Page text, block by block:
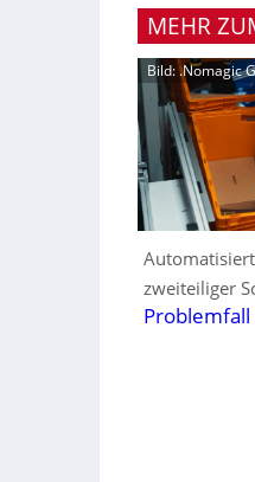
MEHR
Bild: .Nomagic
zweiteiliger